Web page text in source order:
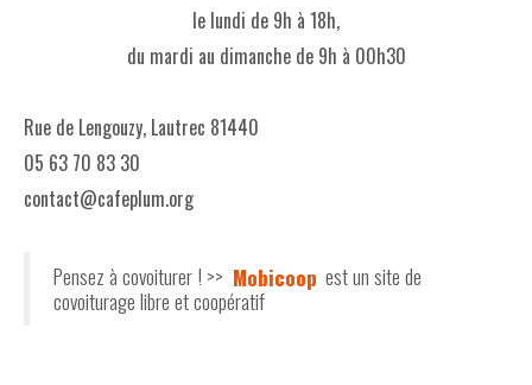
le lundi de 9h à 18h,
du mardi au dimanche de 9h à 00h30
Rue de Lengouzy, Lautrec 81440
05 63 70 83 30
contact@cafeplum.org
Pensez à covoiturer ! >> Mobicoop est un site de
covoiturage libre et coopératif